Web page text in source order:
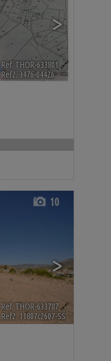
>
Ref. THOR-633801 🔗
Ref2. 3476-04426
>
10
Ref. THOR-633787 🔗
Ref2. 11807c2607-SS